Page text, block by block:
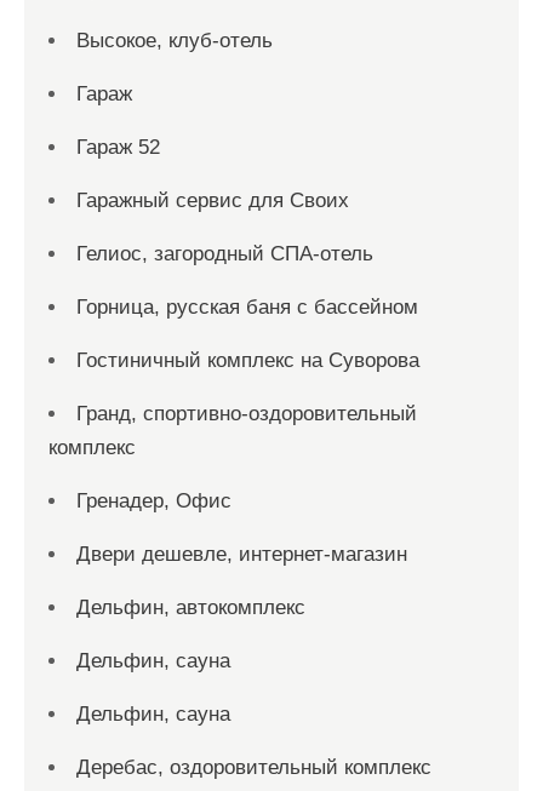
Высокое, клуб-отель
Гараж
Гараж 52
Гаражный сервис для Своих
Гелиос, загородный СПА-отель
Горница, русская баня с бассейном
Гостиничный комплекс на Суворова
Гранд, спортивно-оздоровительный
комплекс
Гренадер, Офис
Двери дешевле, интернет-магазин
Дельфин, автокомплекс
Дельфин, сауна
Дельфин, сауна
Деребас, оздоровительный комплекс